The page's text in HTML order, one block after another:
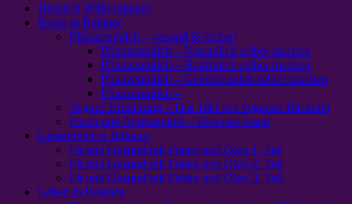
Herzlich Willkommen!
Essen in Balance
Pflanzenmilch – gesund & lecker!
Pflanzenmilch – Nussmilch selber machen
Pflanzenmilch – Hanfmilch selber machen
Pflanzenmilch – Getreidemilch selber machen
Pflanzenmilch –
Vegane Ernährung – Das 1&1 der veganen Bäckerei
Essen und Achtsamkeit – Bewusst essen
Gesundheit in Balance
Fit und Gesund mit Fetten und Ölen 1. Teil
Fit und Gesund mit Fetten und Ölen 2. Teil
Fit und Gesund mit Fetten und Ölen 3. Teil
Leben in Balance